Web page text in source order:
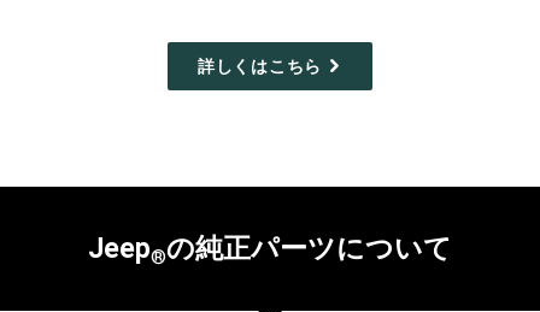
詳しくはこちら
Jeep®の純正パーツについて